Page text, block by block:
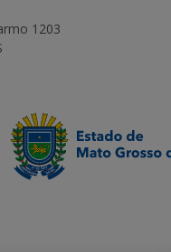
1203